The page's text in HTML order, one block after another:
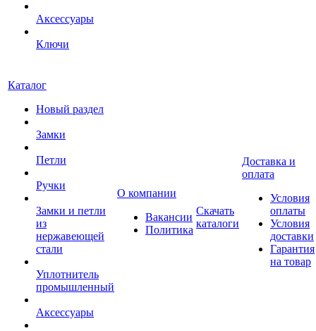
Аксессуары
Ключи
Каталог
Новый раздел
Замки
Петли
Ручки
Замки и петли
из
нержавеющей
стали
Уплотнитель
промышленный
Аксессуары
О компании
Вакансии
Политика
Скачать
каталоги
Доставка и
оплата
Условия
оплаты
Условия
доставки
Гарантия
на товар